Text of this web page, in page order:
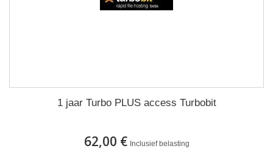
1 jaar Turbo PLUS access Turbobit
62,00 € Inclusief belasting